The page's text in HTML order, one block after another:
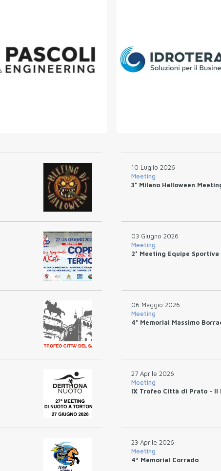
10 Luglio 2026
Meeting
3° Milano Halloween
03 Giugno 2026
Meeting
2° Meeting Equipe Sportiva
06 Maggio 2026
Meeting
4° Memorial Massimo
27 Aprile 2026
Meeting
IX Trofeo Città di Prato - II
23 Aprile 2026
Meeting
4ª Memorial Corrado